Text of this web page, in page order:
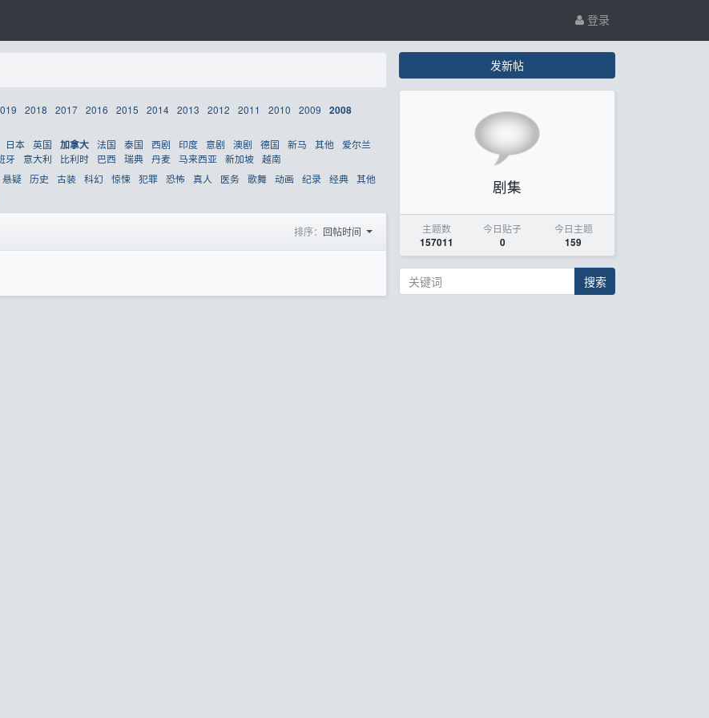
登录
2018 2017 2016 2015 2014 2013 2012 2011 2010 2009
2008
日本 英国 加拿大 法国 泰国 西剧 印度 意剧 澳剧 德国 新马 其他
爱尔兰
牙 意大利 比利时 巴西 瑞典 丹麦 马来西亚 新加坡 越南
悬疑 历史 古装 科幻 惊悚 犯罪 恐怖 真人 医务 歌舞 动画 纪录 经典 其他
排序： 回帖时间
发新帖
剧集
主题数
157011
今日贴子
0
今日主题
159
搜索